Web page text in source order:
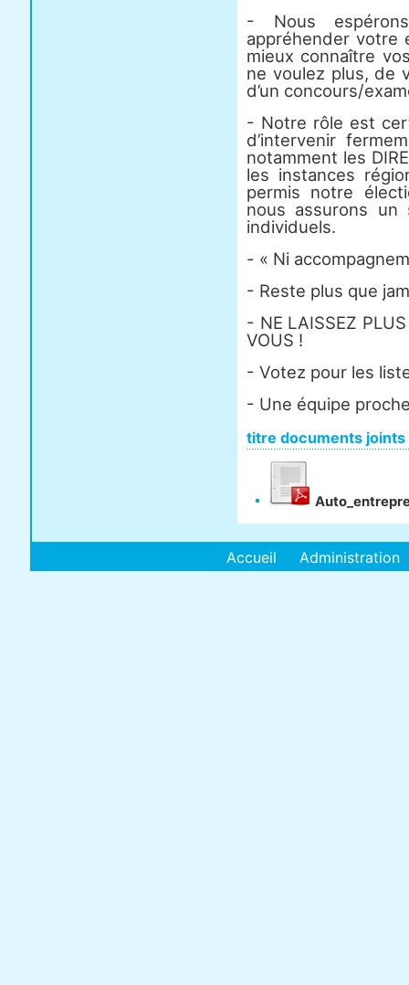
- Nous
appréhender votre
mieux connaître
ne voulez plus, de
d’un concours/
- Notre rôle est
d’intervenir
notamment les
les instances
permis notre
nous assurons un
individuels.
- « Ni
- Reste plus que
- NE LAISSEZ
VOUS !
- Votez pour les
- Une équipe
titre documents joints
Accueil Administration